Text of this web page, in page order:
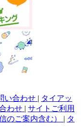
い合わせ | タイアッ
わせ | サイトご利用
のご案内含む） | タ